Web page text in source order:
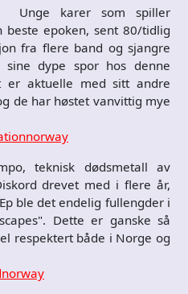
Unge karer som spiller
epoken, sent 80/tidlig
fra flere band og sjangre
dype spor hos denne
er aktuelle med sitt andre
de har høstet vanvittig mye
teknisk dødsmetall av
drevet med i flere år,
ble det endelig fullengder i
Dette er ganske så
respektert både i Norge og